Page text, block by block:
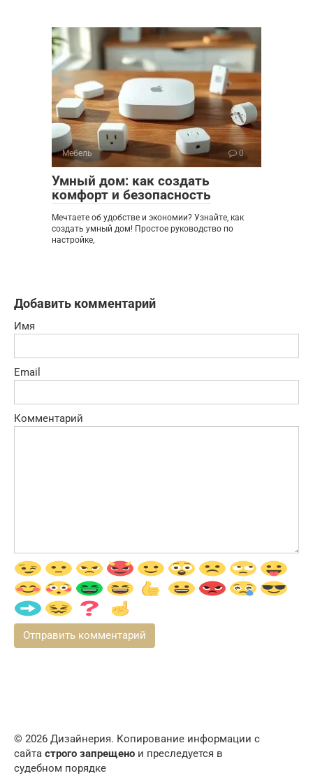
Мебель 0
Умный дом: как создать
комфорт и безопасность
Мечтаете об удобстве и экономии? Узнайте, как
создать умный дом! Простое руководство по
настройке,
Добавить комментарий
Имя
Email
Комментарий
© 2026 Дизайнерия. Копирование информации с
сайта строго запрещено и преследуется в
судебном порядке